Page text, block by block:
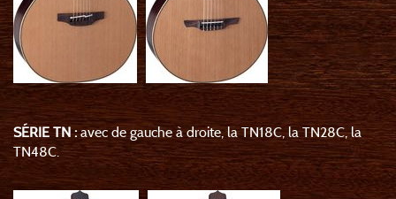
SÉRIE TN :avec de gauche à droite, la TN18C, la TN28C, la
TN48C.